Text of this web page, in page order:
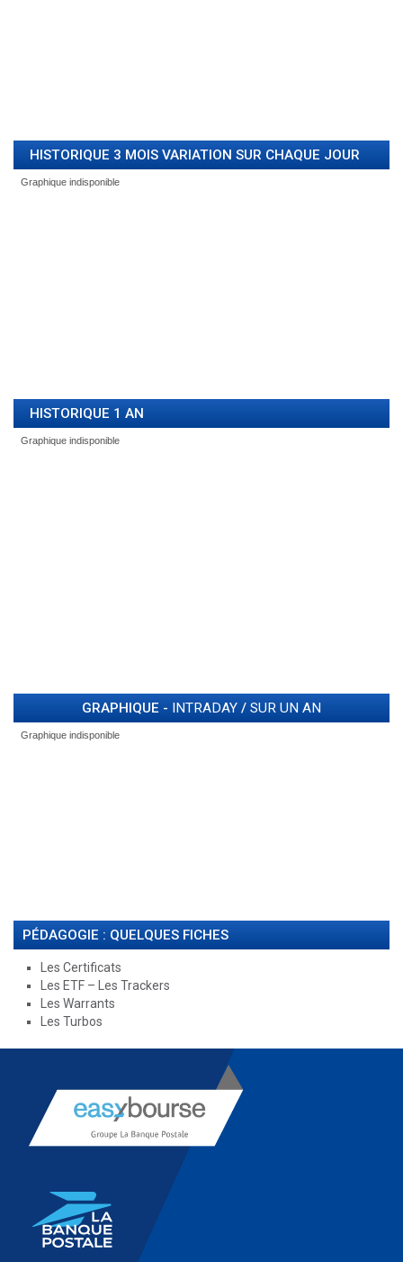
HISTORIQUE 3 MOIS VARIATION SUR CHAQUE JOUR
HISTORIQUE 1 AN
GRAPHIQUE - INTRADAY / SUR UN AN
PÉDAGOGIE : QUELQUES FICHES
Les Certificats
Les ETF – Les Trackers
Les Warrants
Les Turbos